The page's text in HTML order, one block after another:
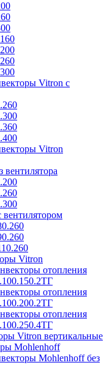
Vitron с
Vitron
Vitron
отопления
отопления
отопления
Vitron вертикальные
Mohlenhoff
Mohlenhoff без